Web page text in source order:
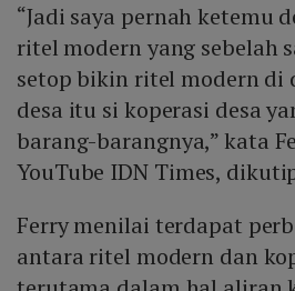
“Jadi saya pernah ketemu
ritel modern yang sebelah
setop bikin ritel modern di
desa itu si koperasi desa
barang-barangnya,” kata
YouTube IDN Times,
Ferry menilai terdapat
antara ritel modern dan